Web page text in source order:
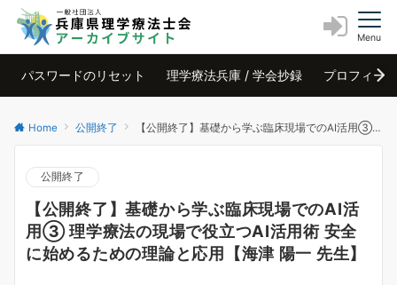
Menu
パスワードのリセット 理学療法兵庫 / 学会抄録 プロフィール
Home 公開終了 【公開終了】基礎から学ぶ臨床現場でのAI活用③ 理学療法の現場で役立つAI活用術 安全に始めるための理論と応用【海津 陽一 先生】
公開終了
【公開終了】基礎から学ぶ臨床現場でのAI活
用③ 理学療法の現場で役立つAI活用術 安全
に始めるための理論と応用【海津 陽一 先生】